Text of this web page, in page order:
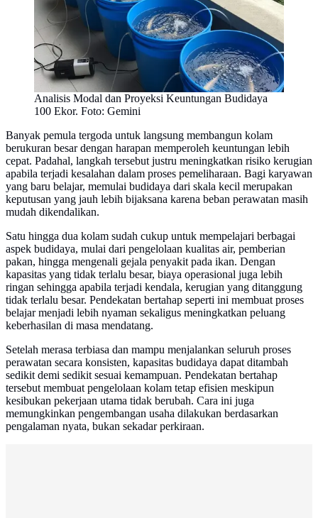
Analisis Modal dan Proyeksi Keuntungan Budidaya
100 Ekor. Foto: Gemini
Banyak pemula tergoda untuk langsung membangun kolam
berukuran besar dengan harapan memperoleh keuntungan lebih
cepat. Padahal, langkah tersebut justru meningkatkan risiko kerugian
apabila terjadi kesalahan dalam proses pemeliharaan. Bagi karyawan
yang baru belajar, memulai budidaya dari skala kecil merupakan
keputusan yang jauh lebih bijaksana karena beban perawatan masih
mudah dikendalikan.
Satu hingga dua kolam sudah cukup untuk mempelajari berbagai
aspek budidaya, mulai dari pengelolaan kualitas air, pemberian
pakan, hingga mengenali gejala penyakit pada ikan. Dengan
kapasitas yang tidak terlalu besar, biaya operasional juga lebih
ringan sehingga apabila terjadi kendala, kerugian yang ditanggung
tidak terlalu besar. Pendekatan bertahap seperti ini membuat proses
belajar menjadi lebih nyaman sekaligus meningkatkan peluang
keberhasilan di masa mendatang.
Setelah merasa terbiasa dan mampu menjalankan seluruh proses
perawatan secara konsisten, kapasitas budidaya dapat ditambah
sedikit demi sedikit sesuai kemampuan. Pendekatan bertahap
tersebut membuat pengelolaan kolam tetap efisien meskipun
kesibukan pekerjaan utama tidak berubah. Cara ini juga
memungkinkan pengembangan usaha dilakukan berdasarkan
pengalaman nyata, bukan sekadar perkiraan.